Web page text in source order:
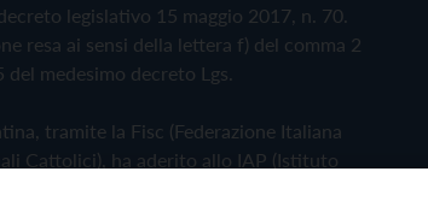
legislativo 15 maggio 2017, n. 70.
resa ai sensi della lettera f) del comma 2
del medesimo decreto Lgs.
tramite la Fisc (Federazione Italiana
Cattolici), ha aderito allo IAP (Istituto